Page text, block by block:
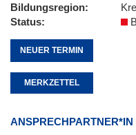
Bildungsregion
Status
NEUER TERMIN
MERKZETTEL
ANSPRECHPARTNER*IN